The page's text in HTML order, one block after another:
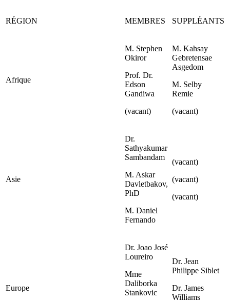
RÉGION MEMBRES SUPPLÉANTS
Afrique
M. Stephen
Okiror
Prof. Dr.
Edson
Gandiwa
(vacant)
M. Kahsay
Gebretensae
Asgedom
M. Selby
Remie
(vacant)
Asie
Dr.
Sathyakumar
Sambandam
M. Askar
Davletbakov,
PhD
M. Daniel
Fernando
(vacant)
(vacant)
(vacant)
Europe
Dr. Joao José
Loureiro
Mme
Daliborka
Stankovic
Dr. Jean
Philippe Siblet
Dr. James
Williams